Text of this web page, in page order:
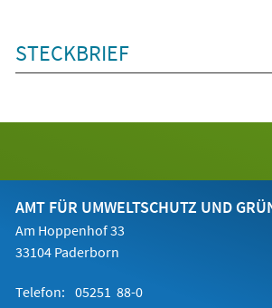
STECKBRIEF
AMT FÜR UMWELTSCHUTZ UND
Am Hoppenhof 33
33104 Paderborn
Telefon: 05251 88-0